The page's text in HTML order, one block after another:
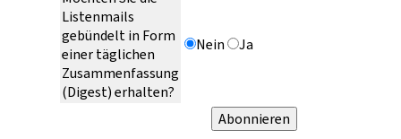
Listenmails
gebündelt in Form
einer täglichen
Zusammenfassung
(Digest) erhalten?
Nein Ja